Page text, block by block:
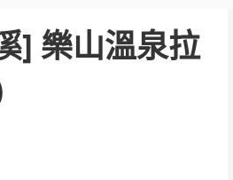
] 樂山溫泉拉